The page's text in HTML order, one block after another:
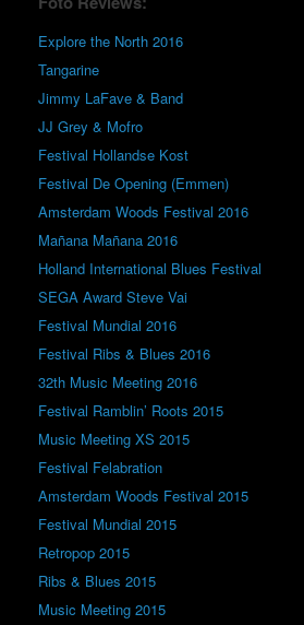
Explore the North 2016
Tangarine
Jimmy LaFave & Band
JJ Grey & Mofro
Festival Hollandse Kost
Festival De Opening (Emmen)
Amsterdam Woods Festival 2016
Mañana Mañana 2016
Holland International Blues Festival
SEGA Award Steve Vai
Festival Mundial 2016
Festival Ribs & Blues 2016
32th Music Meeting 2016
Festival Ramblin’ Roots 2015
Music Meeting XS 2015
Festival Felabration
Amsterdam Woods Festival 2015
Festival Mundial 2015
Retropop 2015
Ribs & Blues 2015
Music Meeting 2015